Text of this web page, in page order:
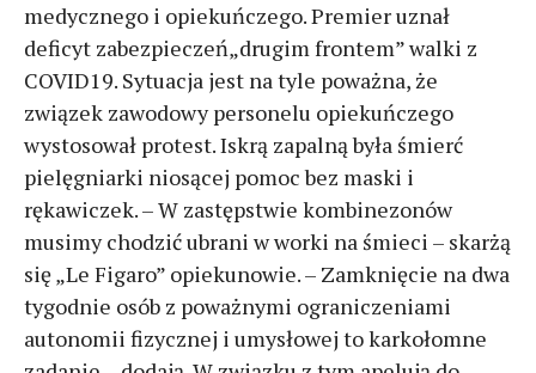
medycznego i opiekuńczego. Premier uznał
deficyt zabezpieczeń„drugim frontem” walki z
COVID19. Sytuacja jest na tyle poważna, że
związek zawodowy personelu opiekuńczego
wystosował protest. Iskrą zapalną była śmierć
pielęgniarki niosącej pomoc bez maski i
rękawiczek. – W zastępstwie kombinezonów
musimy chodzić ubrani w worki na śmieci – skarżą
się „Le Figaro” opiekunowie. – Zamknięcie na dwa
tygodnie osób z poważnymi ograniczeniami
autonomii fizycznej i umysłowej to karkołomne